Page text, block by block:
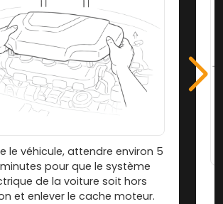
le véhicule, attendre environ 5
minutes pour que le système
de la voiture soit hors
et enlever le cache moteur.